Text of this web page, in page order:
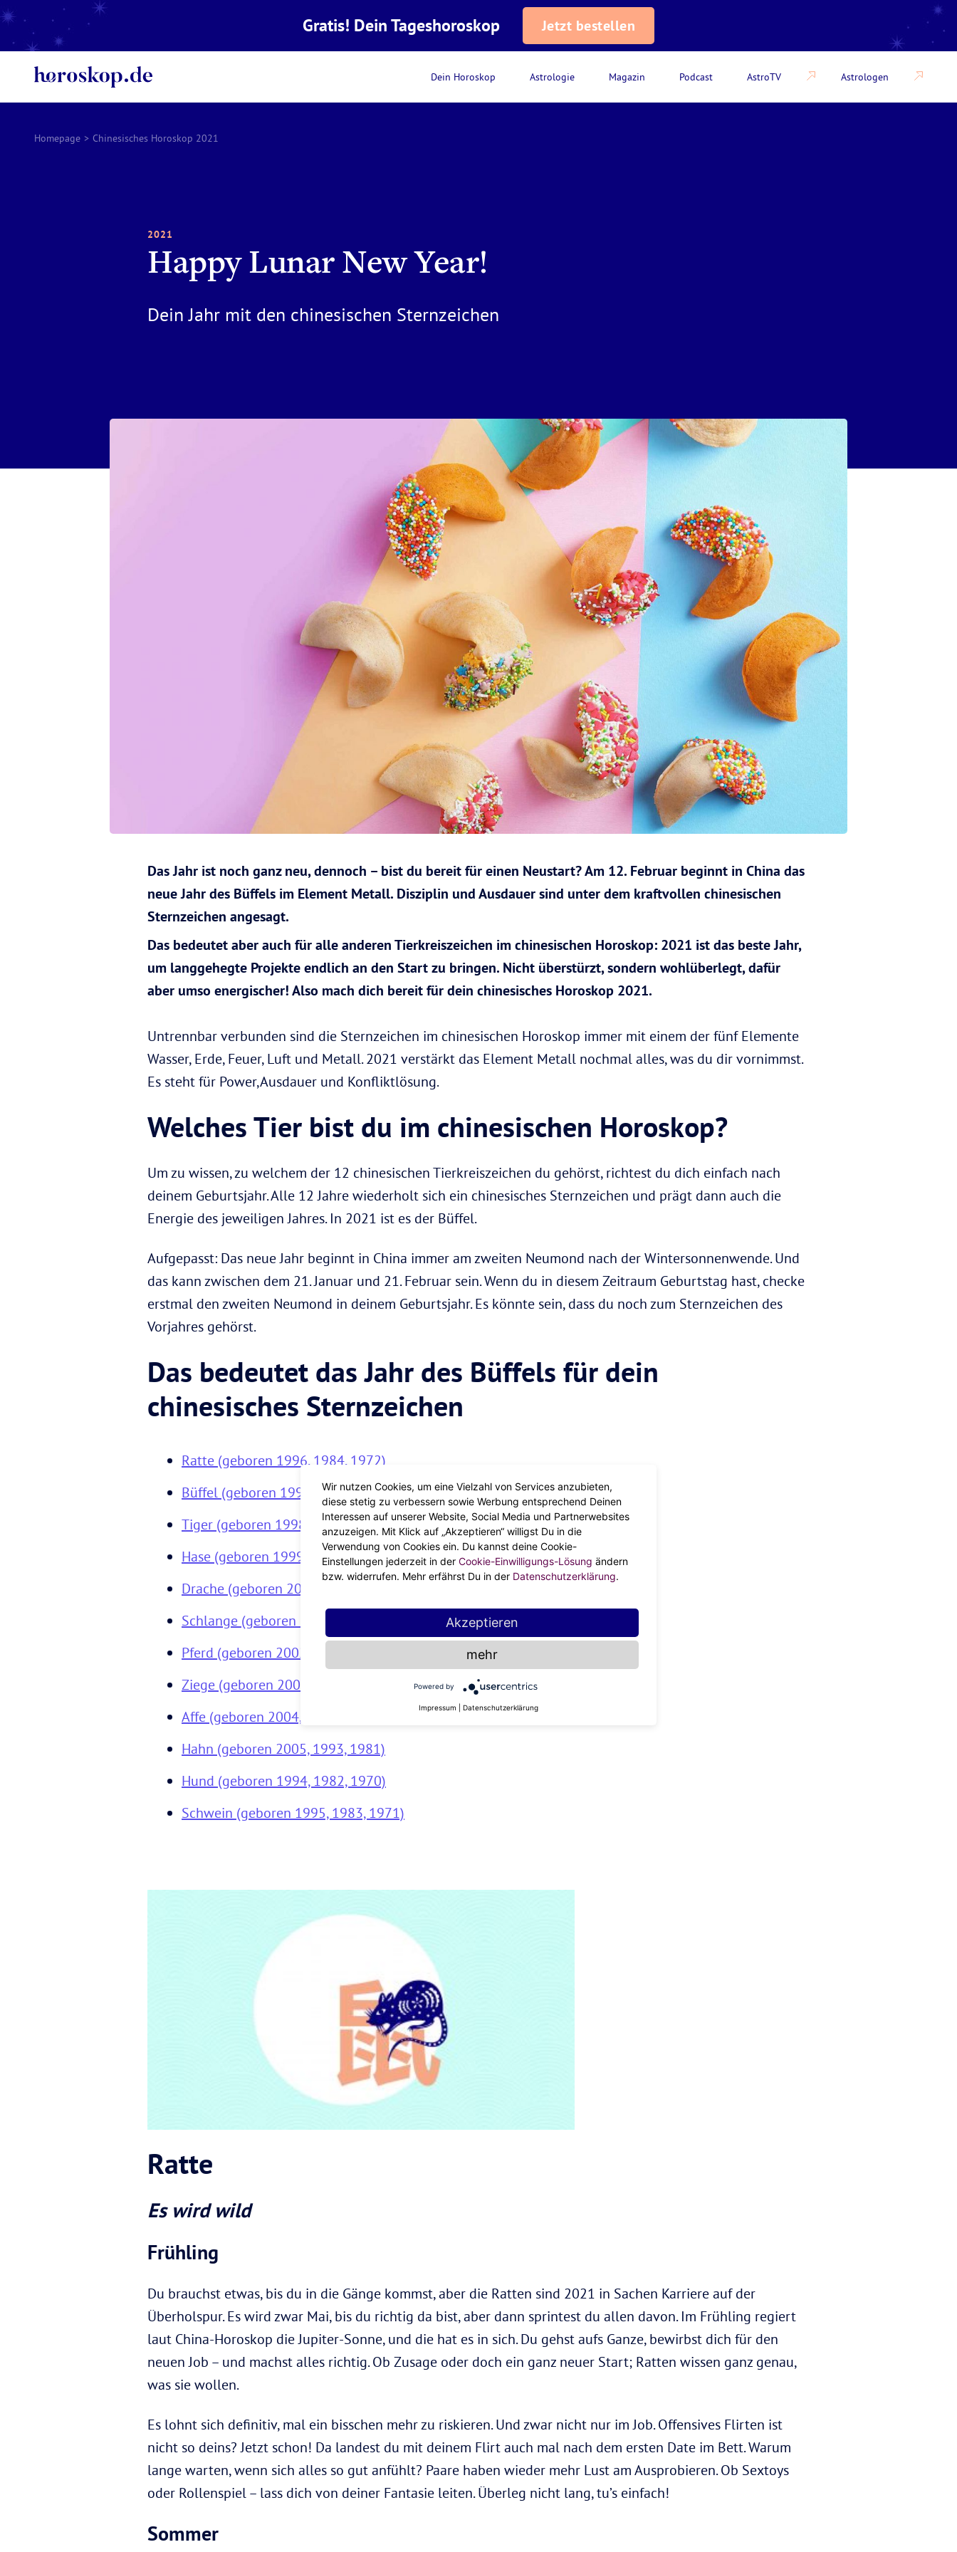
Dein Horoskop Astrologie Magazin Podcast AstroTV Astrologen
Gratis! Dein Tageshoroskop Jetzt bestellen
Homepage > Chinesisches Horoskop 2021
2021
Happy Lunar New Year!
Dein Jahr mit den chinesischen Sternzeichen
Das Jahr ist noch ganz neu, dennoch – bist du bereit für einen Neustart? Am 12. Februar beginnt in China das
neue Jahr des Büffels im Element Metall. Disziplin und Ausdauer sind unter dem kraftvollen chinesischen
Sternzeichen angesagt.
Das bedeutet aber auch für alle anderen Tierkreiszeichen im chinesischen Horoskop: 2021 ist das beste Jahr,
um langgehegte Projekte endlich an den Start zu bringen. Nicht überstürzt, sondern wohlüberlegt, dafür
aber umso energischer! Also mach dich bereit für dein chinesisches Horoskop 2021.
Untrennbar verbunden sind die Sternzeichen im chinesischen Horoskop immer mit einem der fünf Elemente
Wasser, Erde, Feuer, Luft und Metall. 2021 verstärkt das Element Metall nochmal alles, was du dir vornimmst.
Es steht für Power,Ausdauer und Konfliktlösung.
Welches Tier bist du im chinesischen Horoskop?
Um zu wissen, zu welchem der 12 chinesischen Tierkreiszeichen du gehörst, richtest du dich einfach nach
deinem Geburtsjahr. Alle 12 Jahre wiederholt sich ein chinesisches Sternzeichen und prägt dann auch die
Energie des jeweiligen Jahres. In 2021 ist es der Büffel.
Aufgepasst: Das neue Jahr beginnt in China immer am zweiten Neumond nach der Wintersonnenwende. Und
das kann zwischen dem 21. Januar und 21. Februar sein. Wenn du in diesem Zeitraum Geburtstag hast, checke
erstmal den zweiten Neumond in deinem Geburtsjahr. Es könnte sein, dass du noch zum Sternzeichen des
Vorjahres gehörst.
Das bedeutet das Jahr des Büffels für dein
chinesisches Sternzeichen
Ratte (geboren 1996, 1984, 1972)
Büffel (geboren 1997, 1985, 1973)
Tiger (geboren 1998, 1986, 1974)
Hase (geboren 1999, 1987, 1975)
Drache (geboren 2000, 1988, 1976)
Schlange (geboren 2001, 1989, 1977)
Pferd (geboren 2002, 1990, 1978)
Ziege (geboren 2003, 1991, 1979)
Affe (geboren 2004, 1992, 1980)
Hahn (geboren 2005, 1993, 1981)
Hund (geboren 1994, 1982, 1970)
Schwein (geboren 1995, 1983, 1971)
Ratte
Es wird wild
Frühling
Du brauchst etwas, bis du in die Gänge kommst, aber die Ratten sind 2021 in Sachen Karriere auf der
Überholspur. Es wird zwar Mai, bis du richtig da bist, aber dann sprintest du allen davon. Im Frühling regiert
laut China-Horoskop die Jupiter-Sonne, und die hat es in sich. Du gehst aufs Ganze, bewirbst dich für den
neuen Job – und machst alles richtig. Ob Zusage oder doch ein ganz neuer Start; Ratten wissen ganz genau,
was sie wollen.
Es lohnt sich definitiv, mal ein bisschen mehr zu riskieren. Und zwar nicht nur im Job. Offensives Flirten ist
nicht so deins? Jetzt schon! Da landest du mit deinem Flirt auch mal nach dem ersten Date im Bett. Warum
lange warten, wenn sich alles so gut anfühlt? Paare haben wieder mehr Lust am Ausprobieren. Ob Sextoys
oder Rollenspiel – lass dich von deiner Fantasie leiten. Überleg nicht lang, tu’s einfach!
Sommer
Wir nutzen Cookies, um eine Vielzahl von Services anzubieten,
diese stetig zu verbessern sowie Werbung entsprechend Deinen
Interessen auf unserer Website, Social Media und Partnerwebsites
anzuzeigen. Mit Klick auf „Akzeptieren“ willigst Du in die
Verwendung von Cookies ein. Du kannst deine Cookie-
Einstellungen jederzeit in der Cookie-Einwilligungs-Lösung ändern
bzw. widerrufen. Mehr erfährst Du in der Datenschutzerklärung.
Akzeptieren
mehr
Powered by
Impressum Datenschutzerklärung